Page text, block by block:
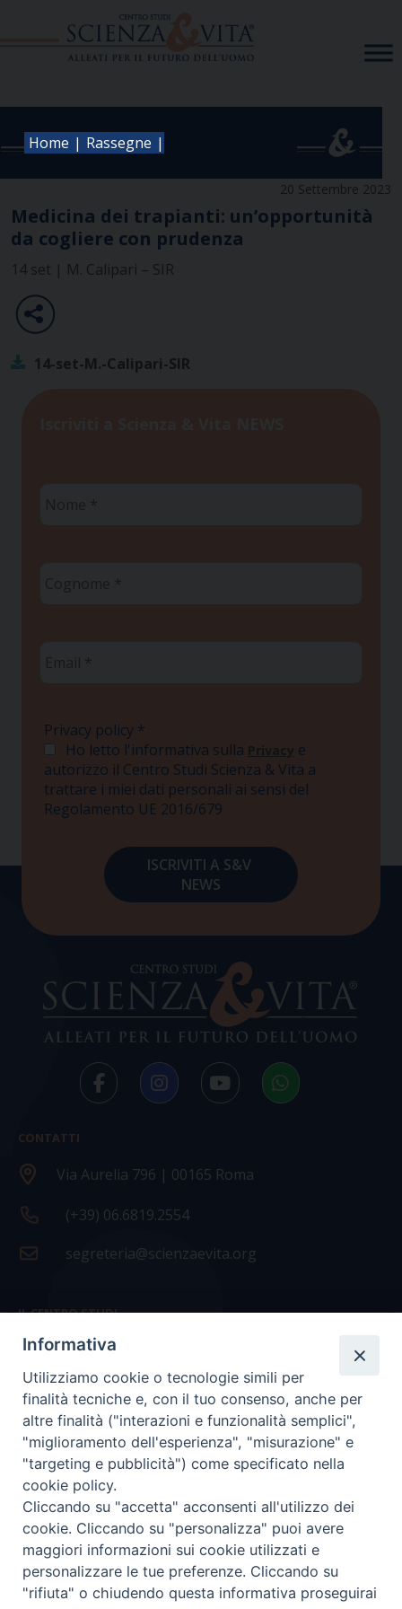
Home | Rassegne |
20 Settembre 2023
Medicina dei trapianti: un’opportunità
da cogliere con prudenza
14 set | M. Calipari – SIR
14-set-M.-Calipari-SIR
Privacy policy *
Ho letto l'informativa sulla Privacy e
autorizzo il Centro Studi Scienza & Vita a
trattare i miei dati personali ai sensi del
Regolamento UE 2016/679
CONTATTI
Via Aurelia 796 | 00165 Roma
(+39) 06.6819.2554
segreteria@scienzaevita.org
IL CENTRO STUDI
La nostra storia
Statuto
Presidenza e ufficio presidenza
Consiglio scientifico
Coordinamento nazionale
COPYRIGHT Scienza & Vita - C.F96600690588- Tutti i
Informativa
Utilizziamo cookie o tecnologie simili per
finalità tecniche e, con il tuo consenso, anche per
altre finalità ("interazioni e funzionalità semplici",
"miglioramento dell'esperienza", "misurazione" e
"targeting e pubblicità") come specificato nella
cookie policy.
Cliccando su "accetta" acconsenti all'utilizzo dei
cookie. Cliccando su "personalizza" puoi avere
maggiori informazioni sui cookie utilizzati e
personalizzare le tue preferenze. Cliccando su
"rifiuta" o chiudendo questa informativa proseguirai